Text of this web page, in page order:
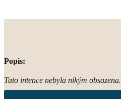
Popis:
Tato intence nebyla nikým obsazena.